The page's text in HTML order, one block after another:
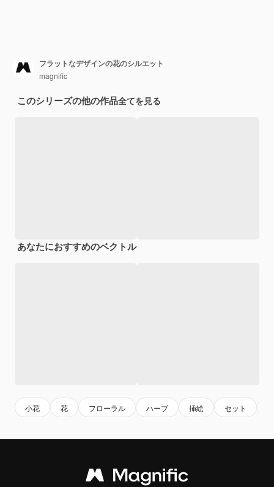
フラットなデザインの花のシルエット
magnific
このシリーズの他の作品全てを見る
あなたにおすすめのベクトル
小花 花 フローラル ハーブ 挿絵 セット